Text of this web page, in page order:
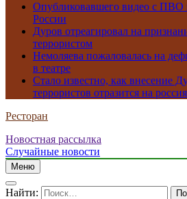
Опубликовавшего видео с ПВО
России
Дуров отреагировал на
террористом
Немоляева пожаловалась на
в театре
Стало известно, как внесение
террористов отразится на
Ресторан
Новостная рассылка
Случайные новости
Меню
Найти: